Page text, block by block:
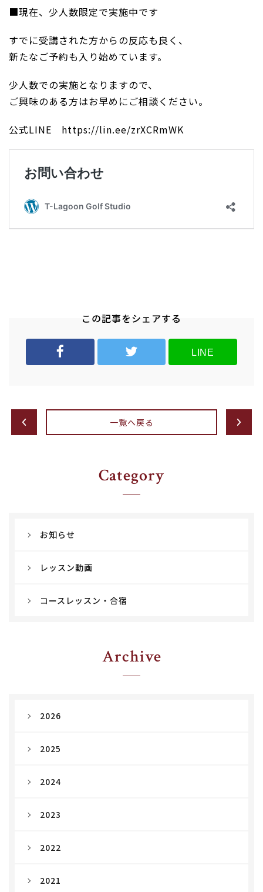
■現在、少人数限定で実施中です
すでに受講された方からの反応も良く、
新たなご予約も入り始めています。
少人数での実施となりますので、
ご興味のある方はお早めにご相談ください。
公式LINE https://lin.ee/zrXCRmWK
この記事をシェアする
LINE
一覧へ戻る
Category
お知らせ
レッスン動画
コースレッスン・合宿
Archive
2026
2025
2024
2023
2022
2021